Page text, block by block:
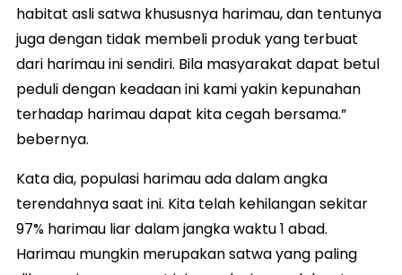
habitat asli satwa khususnya harimau, dan tentunya
juga dengan tidak membeli produk yang terbuat
dari harimau ini sendiri. Bila masyarakat dapat betul
peduli dengan keadaan ini kami yakin kepunahan
terhadap harimau dapat kita cegah bersama.”
bebernya.
Kata dia, populasi harimau ada dalam angka
terendahnya saat ini. Kita telah kehilangan sekitar
97% harimau liar dalam jangka waktu 1 abad.
Harimau mungkin merupakan satwa yang paling